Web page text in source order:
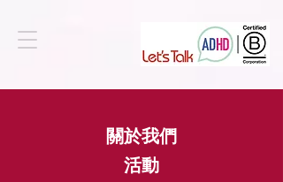
關於我們
活動